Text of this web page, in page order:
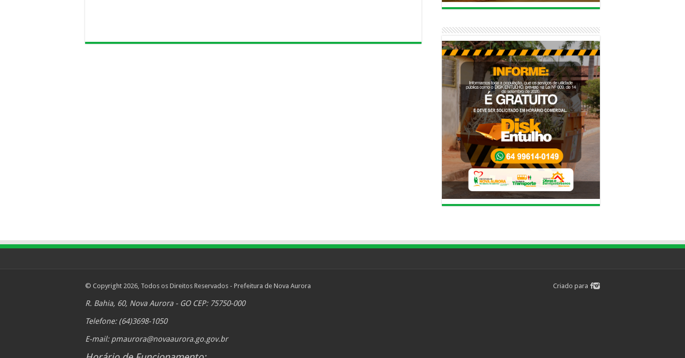
Criado para
© Copyright 2026, Todos os Direitos Reservados - Prefeitura de Nova Aurora
R. Bahia, 60, Nova Aurora - GO CEP: 75750-000
Telefone: (64)3698-1050
E-mail: pmaurora@novaaurora.go.gov.br